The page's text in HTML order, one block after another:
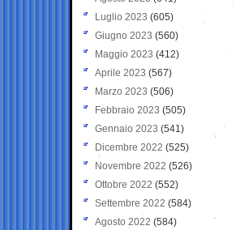
Luglio 2023 (605)
Giugno 2023 (560)
Maggio 2023 (412)
Aprile 2023 (567)
Marzo 2023 (506)
Febbraio 2023 (505)
Gennaio 2023 (541)
Dicembre 2022 (525)
Novembre 2022 (526)
Ottobre 2022 (552)
Settembre 2022 (584)
Agosto 2022 (584)